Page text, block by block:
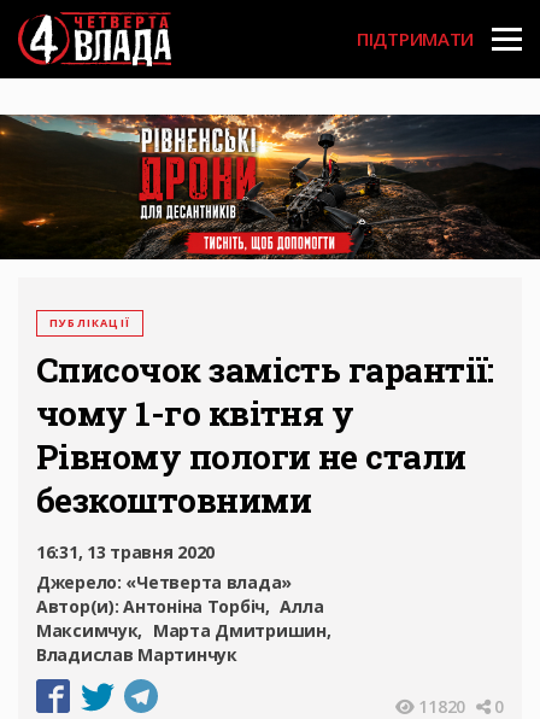
Перейти
до
основного
вмісту
User
account
menu
ПІДТРИМАТИ
ПУБЛІКАЦІЇ
Списочок замість гарантії:
чому 1-го квітня у
Рівному пологи не стали
безкоштовними
16:31, 13 травня 2020
Джерело: «Четверта влада»
Автор(и):Антоніна Торбіч
Алла
Максимчук
Марта Дмитришин
Владислав Мартинчук
11820 0